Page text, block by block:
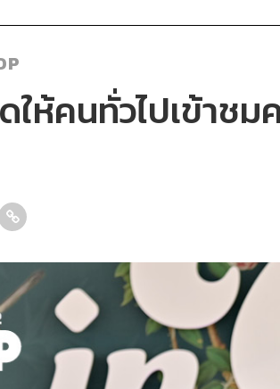
ให้คนทั่วไปเข้าช